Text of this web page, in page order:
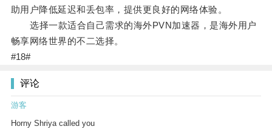
助用户降低延迟和丢包率，提供更良好的网络体验。
选择一款适合自己需求的海外PVN加速器，是海外用户
畅享网络世界的不二选择。
#18#
评论
游客
Horny Shriya called you